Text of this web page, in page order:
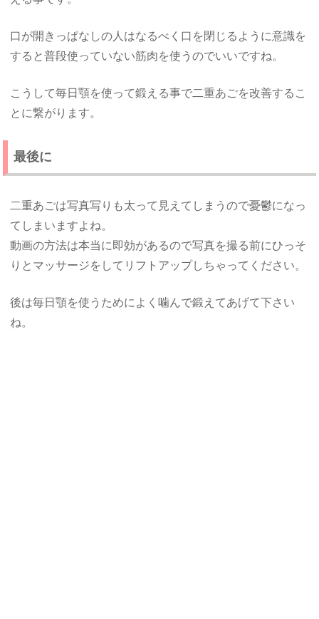
口が開きっぱなしの人はなるべく口を閉じるように意識を
すると普段使っていない筋肉を使うのでいいですね。
こうして毎日顎を使って鍛える事で二重あごを改善するこ
とに繋がります。
最後に
二重あごは写真写りも太って見えてしまうので憂鬱になっ
てしまいますよね。
動画の方法は本当に即効があるので写真を撮る前にひっそ
りとマッサージをしてリフトアップしちゃってください。
後は毎日顎を使うためによく噛んで鍛えてあげて下さい
ね。